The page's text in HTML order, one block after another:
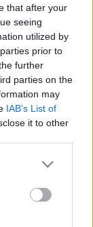
that after your
seeing
utilized by
prior to
further
parties on the
may
IAB’s List of
it to other
more Google
may click to
tags to
below Google
vízgyűjtőjére
FERENC